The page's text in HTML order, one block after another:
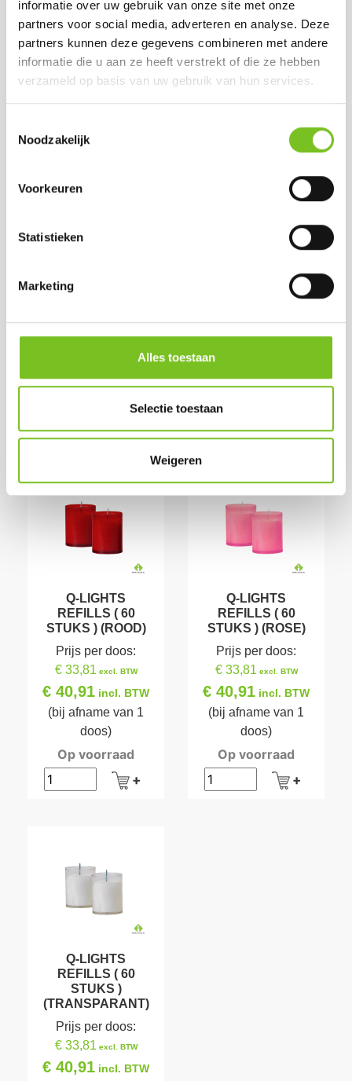
informatie over uw gebruik van onze site met onze
partners voor social media, adverteren en analyse. Deze
partners kunnen deze gegevens combineren met andere
informatie die u aan ze heeft verstrekt of die ze hebben
verzameld op basis van uw gebruik van hun services.
Noodzakelijk
Voorkeuren
Statistieken
Marketing
Alles toestaan
Selectie toestaan
Weigeren
Op voorraad
REFILLS ( 60
Prijs per doos:
(bij afname van 1
Op voorraad
REFILLS ( 60
STUKS ) (PAARS)
Prijs per doos:
excl. BTW
(bij afname van 1
Op voorraad
Q-LIGHTS
REFILLS ( 60
STUKS ) (ROOD)
Prijs per doos:
€ 33,81 excl. BTW
€ 40,91 incl. BTW
(bij afname van 1
doos)
Op voorraad
Q-LIGHTS
REFILLS ( 60
STUKS ) (ROSE)
Prijs per doos:
€ 33,81 excl. BTW
€ 40,91 incl. BTW
(bij afname van 1
doos)
Op voorraad
Q-LIGHTS
REFILLS ( 60
STUKS )
(TRANSPARANT)
Prijs per doos:
€ 33,81excl. BTW
€ 40,91 incl. BTW